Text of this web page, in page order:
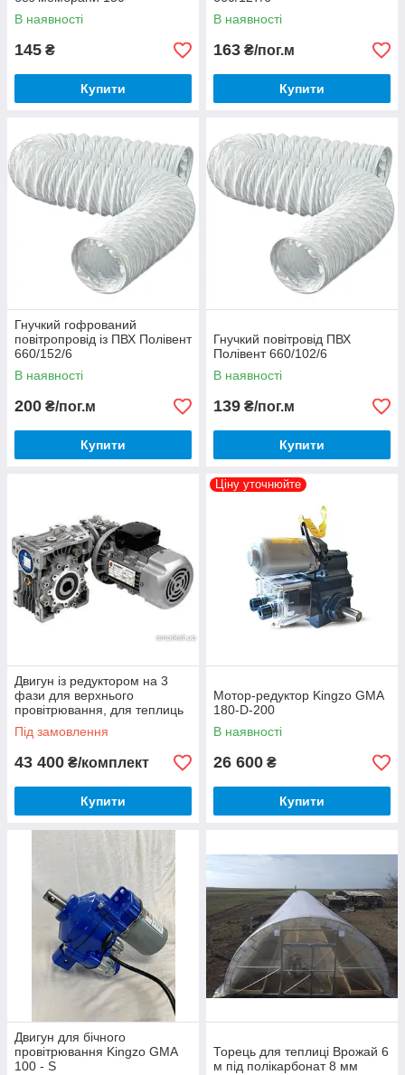
В наявності
145 ₴
Купити
В наявності
163 ₴/пог.м
Купити
Гнучкий гофрований
повітропровід із ПВХ Полівент
660/152/6
В наявності
200 ₴/пог.м
Купити
Гнучкий повітровід ПВХ
Полівент 660/102/6
В наявності
139 ₴/пог.м
Купити
Двигун із редуктором на 3
фази для верхнього
провітрювання, для теплиць
довжиною більше 60 метрів
Під замовлення
43 400 ₴/комплект
Купити
Ціну уточнюйте
Мотор-редуктор Kingzo GMA
180-D-200
В наявності
26 600 ₴
Купити
Двигун для бічного
провітрювання Kingzo GMA
100 - S
Торець для теплиці Врожай 6
м під полікарбонат 8 мм